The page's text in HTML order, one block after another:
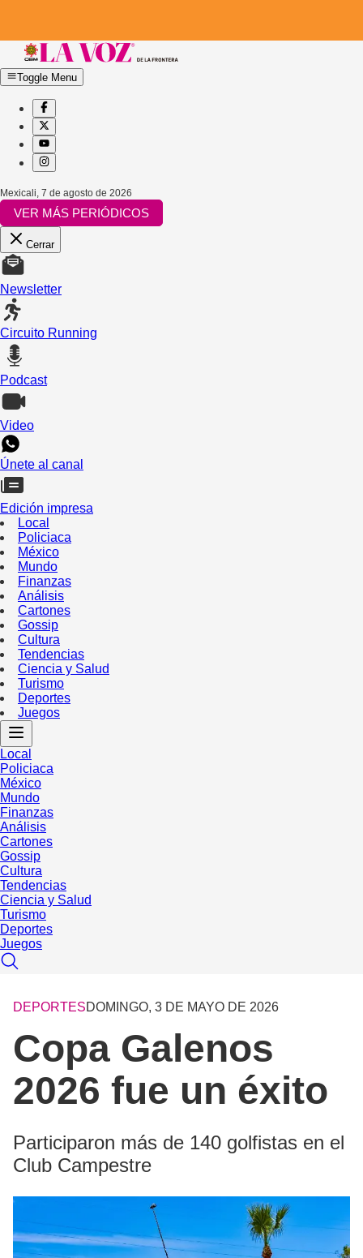
Toggle Menu
Mexicali 7 de agosto de 2026
VER MÁS PERIÓDICOS
Cerrar
Newsletter
Circuito Running
Podcast
Video
Únete al canal
Edición impresa
Local
Policiaca
México
Mundo
Finanzas
Análisis
Cartones
Gossip
Cultura
Tendencias
Ciencia y Salud
Turismo
Deportes
Juegos
Local
Policiaca
México
Mundo
Finanzas
Análisis
Cartones
Gossip
Cultura
Tendencias
Ciencia y Salud
Turismo
Deportes
Juegos
DEPORTESDOMINGO, 3 DE MAYO DE 2026
Copa Galenos
2026 fue un éxito
Participaron más de 140 golfistas en el
Club Campestre